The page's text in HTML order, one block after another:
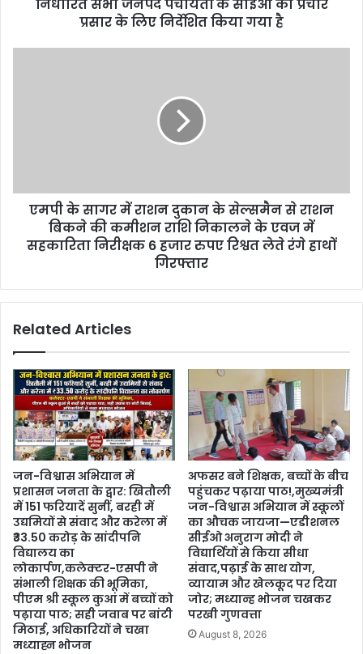
s
निर्धारित सभी जनपद पंचायतों के सीईओ को प्रचार
प्रसार के लिए निर्देशित किया गया है
एमपी के सागर में राशन दुकान के सेल्समैन से राशन
बिकने की कमीशन राशि निकालने के एवज में
सहकारिता निरीक्षक 6 हजार रुपए रिश्वत लेते रंगे हाथों
गिरफ्तार
Related Articles
जन-विश्वास अभियान में
प्रशासन जनता के द्वार: खितौली
में 151 फरियादें सुनीं, बरही में
उद्यमियों से संवाद और करेला में
₹33.50 करोड़ के सांदीपनि
विद्यालय का
लोकार्पण,कलेक्टर-एसपी ने
संभाली शिक्षक की भूमिका,
पीएम श्री स्कूल कुआं में बच्चों को
पढ़ाया पाठ; सही जवाब पर बांटी
मिठाई, अधिकारियों ने चखा
मध्याह्न भोजन
अफसर बने शिक्षक, बच्चों के बीच
पहुंचकर पढ़ाया पाठ!,मुख्यमंत्री
जन-विश्वास अभियान में स्कूलों
का औचक जायजा—एडीशनल
सीईओ अनुराग मोदी ने
विद्यार्थियों से किया सीधा
संवाद,पढ़ाई के साथ योग,
व्यायाम और खेलकूद पर दिया
जोर; मध्यान्ह भोजन चखकर
परखी गुणवत्ता
August 8, 2026